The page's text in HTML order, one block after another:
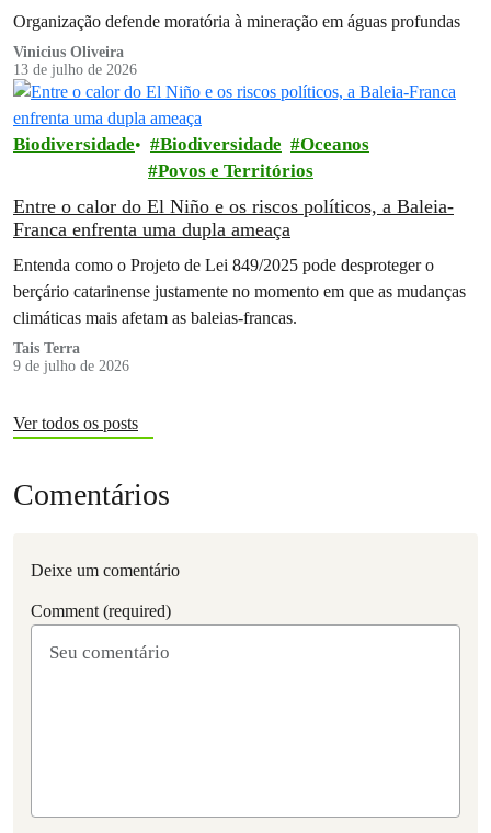
Organização defende moratória à mineração em águas profundas
Vinicius Oliveira
13 de julho de 2026
Biodiversidade Biodiversidade
Oceanos
Povos e Territórios
Entre o calor do El Niño e os riscos políticos, a Baleia-
Franca enfrenta uma dupla ameaça
Entenda como o Projeto de Lei 849/2025 pode desproteger o
berçário catarinense justamente no momento em que as mudanças
climáticas mais afetam as baleias-francas.
Tais Terra
9 de julho de 2026
Ver todos os posts
Comentários
Deixe um comentário
Comment (required)